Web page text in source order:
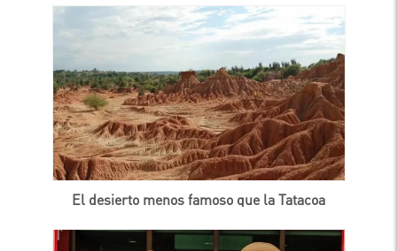
El desierto menos famoso que la Tatacoa